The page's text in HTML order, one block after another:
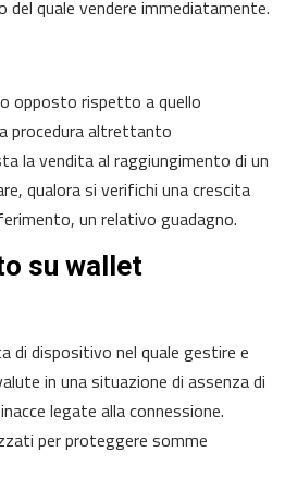
quale vendere immediatamente.
opposto rispetto a quello
procedura altrettanto
la vendita al raggiungimento di un
qualora si verifichi una crescita
un relativo guadagno.
su wallet
di dispositivo nel quale gestire e
in una situazione di assenza di
legate alla connessione.
per proteggere somme